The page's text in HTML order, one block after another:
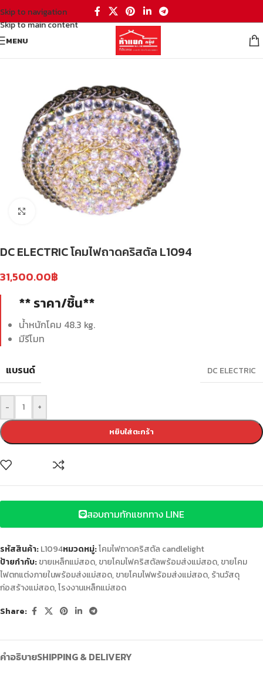
Skip to navigation
Skip to main content
MENU
โคมไฟถาดคริสตัล candlelight
Click to enlarge
DC ELECTRIC โคมไฟถาดคริสตัล L1094
31,500.00฿
** ราคา/ชิ้น**
น้ำหนักโคม 48.3 kg.
มีรีโมท
แบรนด์ DC ELECTRIC
- +
หยิบใส่ตะกร้า
สอบถามทักแชททาง LINE
รหัสสินค้า:L1094หมวดหมู่:โคมไฟถาดคริสตัล candlelight
ป้ายกำกับ:ขายเหล็กแม่สอด,ขายโคมไฟคริสตัลพร้อมส่งแม่สอด,ขายโคม
ไฟตกแต่งภายในพร้อมส่งแม่สอด,ขายโคมไฟพร้อมส่งแม่สอด,ร้านวัสดุ
ก่อสร้างแม่สอด,โรงงานเหล็กแม่สอด
Share:
คำอธิบายSHIPPING & DELIVERY